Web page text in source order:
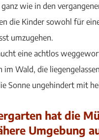
wie in den
die Kinder sowohl für
umzugehen.
eine achtlos
im Wald, die
Sonne ungehindert mit
hat die
Umgebung